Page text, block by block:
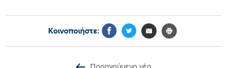
Κοινοποιήστε: